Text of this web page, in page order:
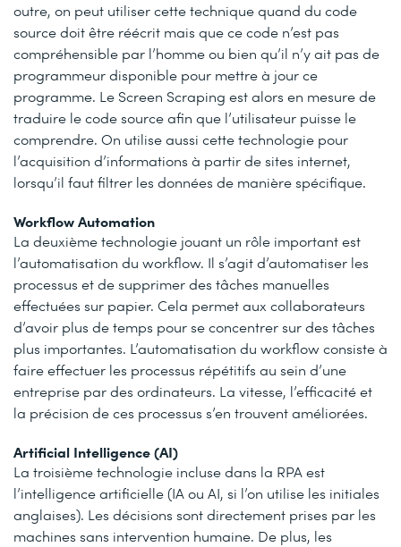
outre, on peut utiliser cette technique quand du code
source doit être réécrit mais que ce code n’est pas
compréhensible par l’homme ou bien qu’il n’y ait pas de
programmeur disponible pour mettre à jour ce
programme. Le Screen Scraping est alors en mesure de
traduire le code source afin que l’utilisateur puisse le
comprendre. On utilise aussi cette technologie pour
l’acquisition d’informations à partir de sites internet,
lorsqu’il faut filtrer les données de manière spécifique.
Workflow Automation
La deuxième technologie jouant un rôle important est
l’automatisation du workflow. Il s’agit d’automatiser les
processus et de supprimer des tâches manuelles
effectuées sur papier. Cela permet aux collaborateurs
d’avoir plus de temps pour se concentrer sur des tâches
plus importantes. L’automatisation du workflow consiste à
faire effectuer les processus répétitifs au sein d’une
entreprise par des ordinateurs. La vitesse, l’efficacité et
la précision de ces processus s’en trouvent améliorées.
Artificial Intelligence (AI)
La troisième technologie incluse dans la RPA est
l’intelligence artificielle (IA ou AI, si l’on utilise les initiales
anglaises). Les décisions sont directement prises par les
machines sans intervention humaine. De plus, les